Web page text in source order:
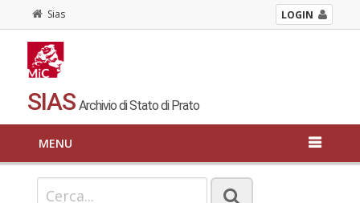
Sias LOGIN
SIAS Archivio di Stato di Prato
MENU